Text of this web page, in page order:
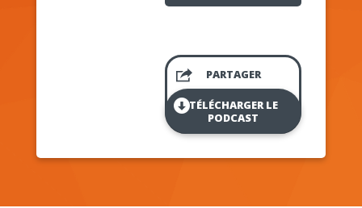
PARTAGER
TÉLÉCHARGER LE
PODCAST